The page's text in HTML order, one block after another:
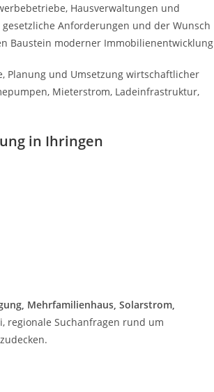
Hausverwaltungen und
Anforderungen und der Wunsch
Baustein moderner
Planung und Umsetzung wirtschaftlicher
Mieterstrom, Ladeinfrastruktur,
in Ihringen
Mehrfamilienhaus, Solarstrom,
regionale Suchanfragen rund um